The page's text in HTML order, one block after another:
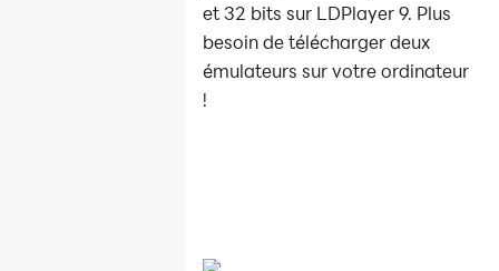
et 32 bits sur LDPlayer 9. Plus
besoin de télécharger deux
émulateurs sur votre ordinateur
!